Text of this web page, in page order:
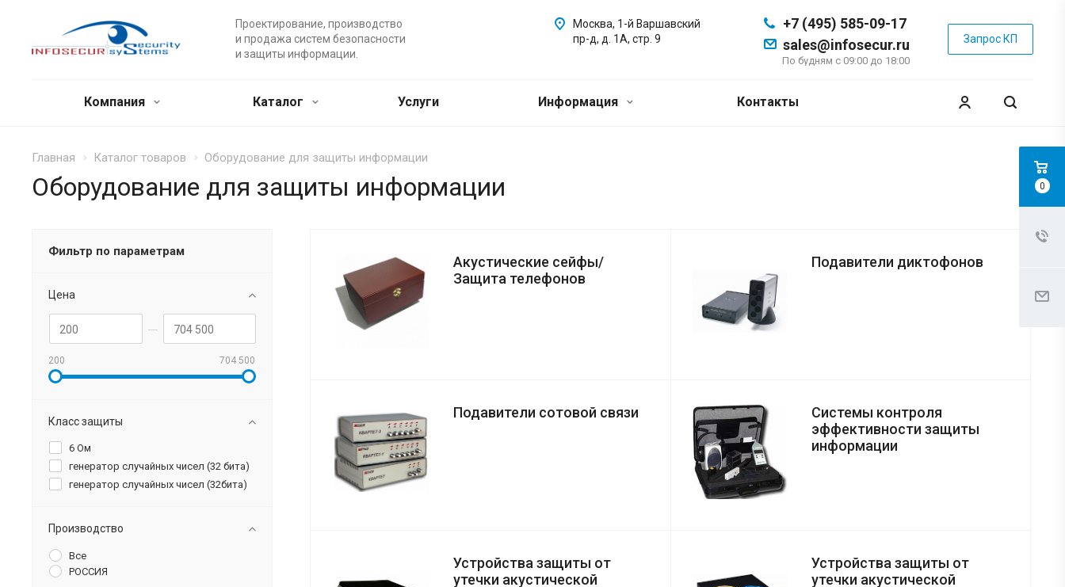
Проектирование, производство
и продажа систем безопасности
и защиты информации.
+7 (495) 585-09-17
sales@infosecur.ru
По будням с 09:00 до 18:00
Запрос КП
Москва, 1-й Варшавский
пр-д, д. 1А, стр. 9
Компания Каталог Услуги Информация Контакты
Главная Каталог товаров Оборудование для защиты информации
Оборудование для защиты информации
Акустические сейфы/
Защита телефонов
Подавители диктофонов
Подавители сотовой связи
Системы контроля
эффективности защиты
информации
Устройства защиты от
утечки акустической
Устройства защиты от
утечки акустической
Фильтр по параметрам
Цена
200 704 500
Класс защиты
6 Ом
генератор случайных чисел (32 бита)
генератор случайных чисел (32бита)
Производство
Все
РОССИЯ
0